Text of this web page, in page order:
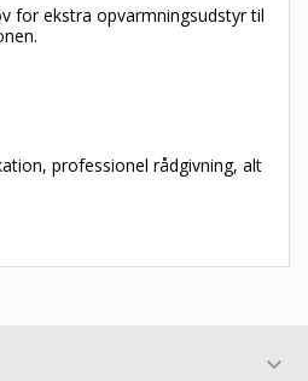
for ekstra opvarmningsudstyr til
professionel rådgivning, alt
